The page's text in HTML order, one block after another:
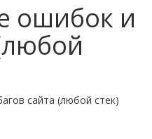
ошибок и
сайта (любой стек)